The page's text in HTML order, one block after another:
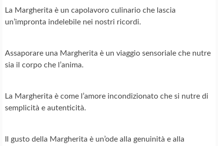
La Margherita è un capolavoro culinario che lascia
un’impronta indelebile nei nostri ricordi.
Assaporare una Margherita è un viaggio sensoriale che nutre
sia il corpo che l’anima.
La Margherita è come l’amore incondizionato che si nutre di
semplicità e autenticità.
Il gusto della Margherita è un’ode alla genuinità e alla